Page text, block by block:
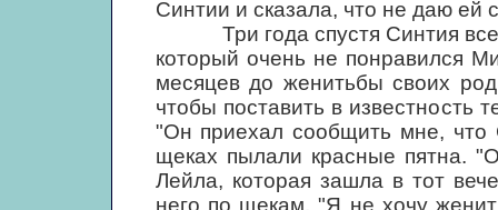
Синтии и сказала, что не даю ей
Три года спустя Синтия все
который очень не понравился
месяцев до женитьбы своих
чтобы поставить в известность
"Он приехал сообщить мне,
щеках пылали красные пятна.
Лейла, которая зашла в тот
него по щекам. "Я не хочу